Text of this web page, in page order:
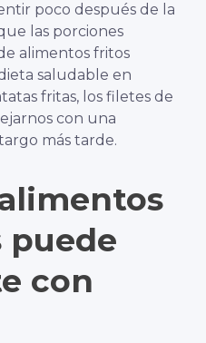
poco después de la
las porciones
alimentos fritos
saludable en
fritas, los filetes de
con una
más tarde.
puede
con